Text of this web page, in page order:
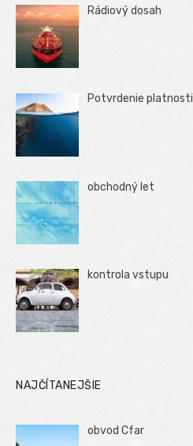
Rádiový dosah
Potvrdenie platnosti
obchodný let
kontrola vstupu
NAJČÍTANEJŠIE
obvod Cfar